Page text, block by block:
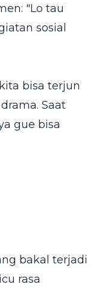
"Lo tau
sosial
bisa terjun
Saat
gue bisa
bakal terjadi
rasa